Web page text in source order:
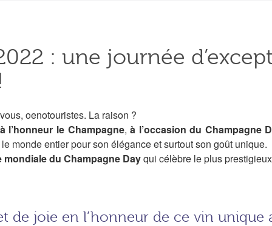
: une journée
oenotouristes. La raison ?
l’honneur le Champagne,à l’occasion du Champagne
le monde entier pour son élégance et surtout son goût unique.
mondiale du Champagne Dayqui célèbre le plus
de joie en l’honneur de ce vin unique